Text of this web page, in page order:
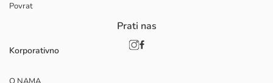
Povrat
Korporativno
Prati nas